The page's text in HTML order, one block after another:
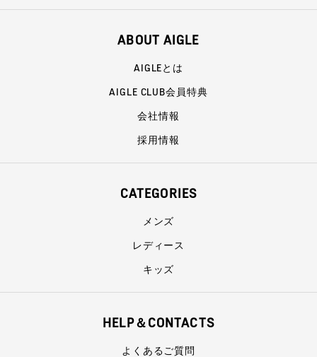
ABOUT AIGLE
AIGLEとは
AIGLE CLUB会員特典
会社情報
採用情報
CATEGORIES
メンズ
レディース
キッズ
HELP＆CONTACTS
よくあるご質問